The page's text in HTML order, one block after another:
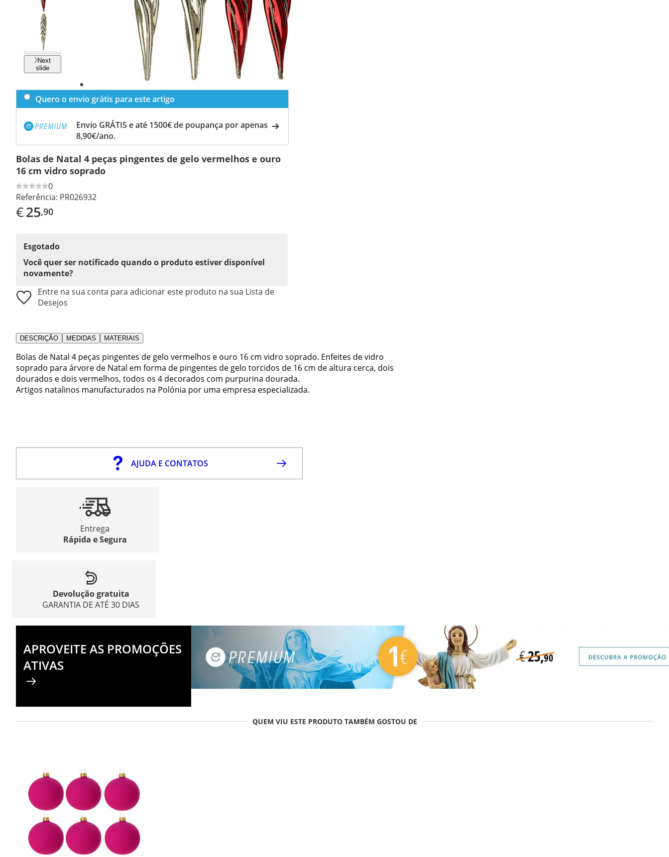
Previous
slide
Next
slide
Quero o envio grátis para este artigo
Envio GRÁTIS e até 1500€ de poupança por apenas
8,90€/ano.
Bolas de Natal 4 peças pingentes de gelo vermelhos e ouro
16 cm vidro soprado
0
Referência: PR026932
€25,90
Esgotado
Você quer ser notificado quando o produto estiver disponível
novamente?
Entre na sua conta para adicionar este produto na sua Lista de
Desejos
DESCRIÇÃO MEDIDAS MATERIAIS
Bolas de Natal 4 peças pingentes de gelo vermelhos e ouro 16 cm vidro soprado. Enfeites de vidro
soprado para árvore de Natal em forma de pingentes de gelo torcidos de 16 cm de altura cerca, dois
dourados e dois vermelhos, todos os 4 decorados com purpurina dourada.
Artigos natalinos manufacturados na Polónia por uma empresa especializada.
AJUDA E CONTATOS
Entrega
Rápida e Segura
Devolução gratuita
GARANTIA DE ATÉ 30 DIAS
APROVEITE AS PROMOÇÕES
ATIVAS
QUEM VIU ESTE PRODUTO TAMBÉM GOSTOU DE